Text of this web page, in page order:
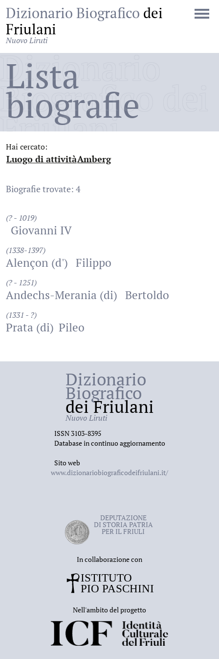
Dizionario Biografico dei
Friulani
Nuovo Liruti
Dizionario
Biografico dei
Friulani
Lista
biografie
Hai cercato:
Luogo di attività
:Amberg
Biografie trovate: 4
(? - 1019)
Giovanni IV
(1338-1397)
Alençon (d') Filippo
(? - 1251)
Andechs-Merania (di) Bertoldo
(1331 - ?)
Prata (di) Pileo
Dizionario
Biografico
dei Friulani
Nuovo Liruti
ISSN 3103-8395
Database in continuo aggiornamento
Sito web
www.dizionariobiograficodeifriulani.it/
DEPUTAZIONE
DI STORIA PATRIA
PER IL FRIULI
In collaborazione con
Nell'ambito del progetto